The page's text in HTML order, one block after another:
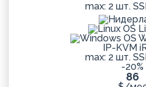
max: 2 шт.
IP-KVM
max: 2 шт.
-20%
86